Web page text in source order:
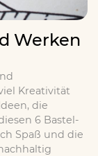
Werken
Kreativität
die
6 Bastel-
Spaß und die